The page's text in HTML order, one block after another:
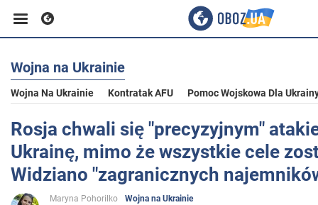
Biznes
Sport
Rozrywka
Wojna na Ukrainie
Wojna Na Ukrainie Kontratak AFU Pomoc Wojskowa Dla
Rosja chwali się "precyzyjnym"
Ukrainę, mimo że wszystkie cele
Widziano "zagranicznych
Maryna Pohorilko
Wojna na Ukrainie